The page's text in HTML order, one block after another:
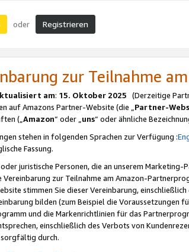
oder Registrieren
zur Teilnahme
am: 15. Oktober 2025 (Derzeitige
auf Amazons Partner-Website (die „Partner-
(„Amazon“ oder „uns“ oder ähnliche
stehen in folgenden Sprachen zur Verfügung :
Fassung.
juristische Personen, die an unserem Marketing-
Vereinbarung zur Teilnahme am Amazon-
stimmen Sie dieser Vereinbarung, einschließlich
bilden (zum Beispiel die Voraussetzungen
und die Markenrichtlinien für das
einschließlich des Verbots von
durch.